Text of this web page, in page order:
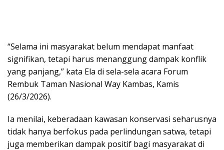
“Selama ini masyarakat belum mendapat manfaat
signifikan, tetapi harus menanggung dampak konflik
yang panjang,” kata Ela di sela-sela acara Forum
Rembuk Taman Nasional Way Kambas, Kamis
(26/3/2026).
Ia menilai, keberadaan kawasan konservasi seharusnya
tidak hanya berfokus pada perlindungan satwa, tetapi
juga memberikan dampak positif bagi masyarakat di